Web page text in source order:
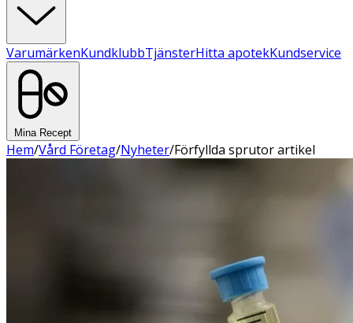
VarumärkenKundklubbTjänsterHitta apotekKundservice
Mina Recept
Hem/Vård Företag/Nyheter/Förfyllda sprutor artikel